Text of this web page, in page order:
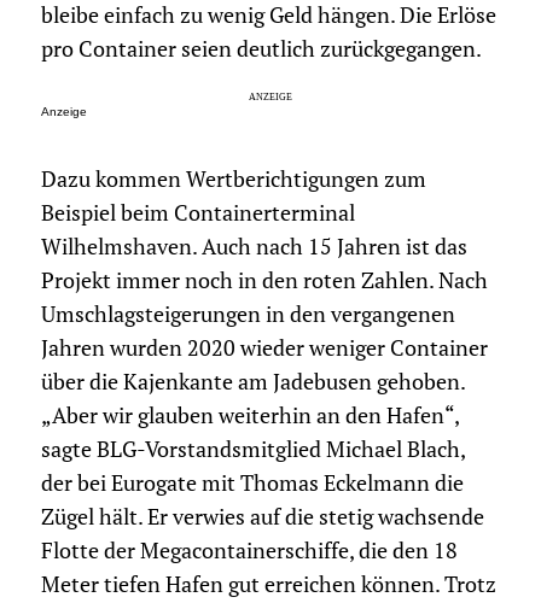
bleibe einfach zu wenig Geld hängen. Die Erlöse
pro Container seien deutlich zurückgegangen.
Anzeige
Dazu kommen Wertberichtigungen zum
Beispiel beim Containerterminal
Wilhelmshaven. Auch nach 15 Jahren ist das
Projekt immer noch in den roten Zahlen. Nach
Umschlagsteigerungen in den vergangenen
Jahren wurden 2020 wieder weniger Container
über die Kajenkante am Jadebusen gehoben.
„Aber wir glauben weiterhin an den Hafen“,
sagte BLG-Vorstandsmitglied Michael Blach,
der bei Eurogate mit Thomas Eckelmann die
Zügel hält. Er verwies auf die stetig wachsende
Flotte der Megacontainerschiffe, die den 18
Meter tiefen Hafen gut erreichen können. Trotz